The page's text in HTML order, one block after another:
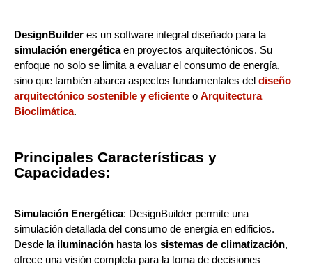
DesignBuilder es un software integral diseñado para la
simulación energéticaen proyectos arquitectónicos. Su
enfoque no solo se limita a evaluar el consumo de energía,
sino que también abarca aspectos fundamentales del diseño
arquitectónico sostenible y eficiente o Arquitectura
Bioclimática.
Principales Características y
Capacidades:
Simulación Energética: DesignBuilder permite una
simulación detallada del consumo de energía en edificios.
Desde la iluminación hasta los sistemas de climatización,
ofrece una visión completa para la toma de decisiones